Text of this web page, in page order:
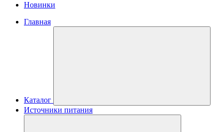
Новинки
Главная
Каталог
Источники питания